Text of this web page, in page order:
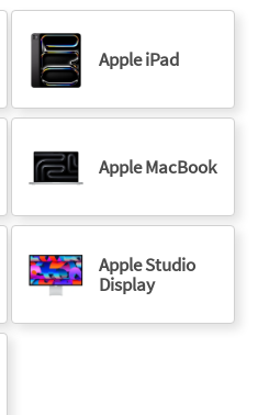
Apple iPad
Apple MacBook
Apple Studio
Display